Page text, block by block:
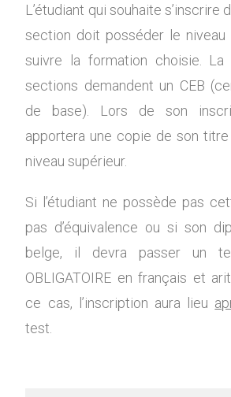
L’étudiant qui souhaite s’inscrire
section doit posséder le niveau
suivre la formation choisie.
sections demandent un CEB
de base). Lors de son
apportera une copie de son titre
niveau supérieur.
Si l’étudiant ne possède pas
pas d’équivalence ou si son
belge, il devra passer un
OBLIGATOIRE en français et
ce cas, l’inscription aura lieu
test.